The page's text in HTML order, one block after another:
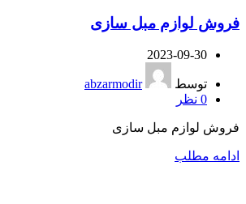
فروش لوازم مبل سازی
2023-09-30
توسط
abzarmodir
0 نظر
فروش لوازم مبل سازی
ادامه مطلب